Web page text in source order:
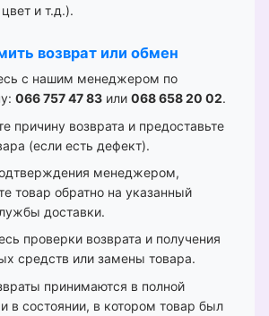
и т.д.).
возврат или обмен
с нашим менеджером по
066 757 47 83 или 068 658 20 02.
причину возврата и предоставьте
(если есть дефект).
менеджером,
товар обратно на указанный
доставки.
проверки возврата и получения
средств или замены товара.
принимаются в полной
в состоянии, в котором товар был